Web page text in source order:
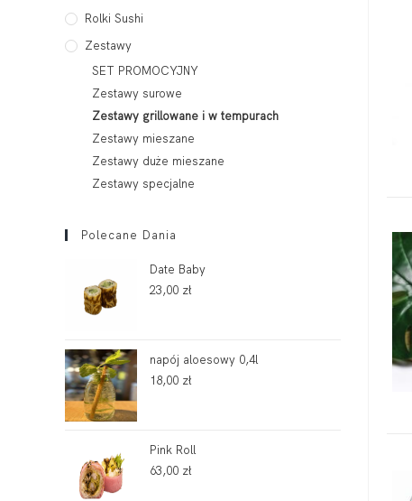
Rolki Sushi
Zestawy
SET PROMOCYJNY
Zestawy surowe
Zestawy grillowane i w tempurach
Zestawy mieszane
Zestawy duże mieszane
Zestawy specjalne
Polecane Dania
Date Baby
23,00 zł
napój aloesowy 0,4l
18,00 zł
Pink Roll
63,00 zł